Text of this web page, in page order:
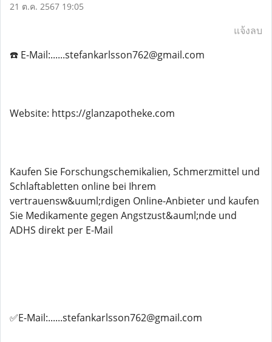
21 ต.ค. 2567 19:05
แจ้งลบ
☎️ E-Mail:......stefankarlsson762@gmail.com
Website: https://glanzapotheke.com
Kaufen Sie Forschungschemikalien, Schmerzmittel und
Schlaftabletten online bei Ihrem
vertrauensw&uuml;rdigen Online-Anbieter und kaufen
Sie Medikamente gegen Angstzust&auml;nde und
ADHS direkt per E-Mail
✅E-Mail:......stefankarlsson762@gmail.com